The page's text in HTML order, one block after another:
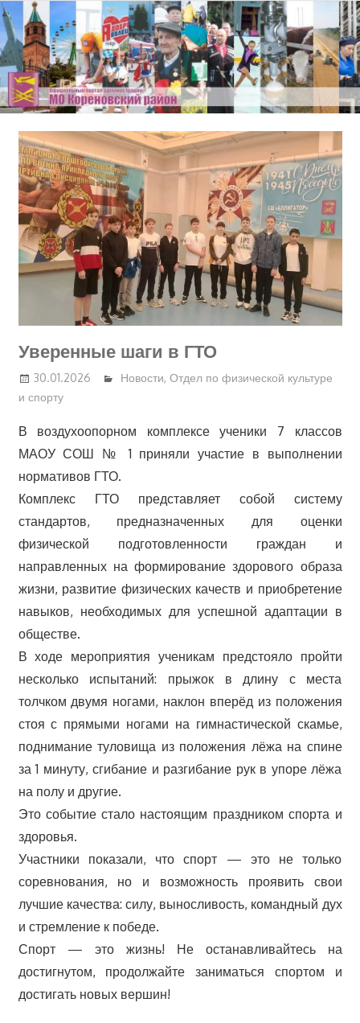
Перейти
к
содержимому
Уверенные шаги в ГТО
30.01.2026 Новости, Отдел по физической культуре
и спорту
В воздухоопорном комплексе ученики 7 классов
МАОУ СОШ № 1 приняли участие в выполнении
нормативов ГТО.
Комплекс ГТО представляет собой систему
стандартов, предназначенных для оценки
физической подготовленности граждан и
направленных на формирование здорового образа
жизни, развитие физических качеств и приобретение
навыков, необходимых для успешной адаптации в
обществе.
В ходе мероприятия ученикам предстояло пройти
несколько испытаний: прыжок в длину с места
толчком двумя ногами, наклон вперёд из положения
стоя с прямыми ногами на гимнастической скамье,
поднимание туловища из положения лёжа на спине
за 1 минуту, сгибание и разгибание рук в упоре лёжа
на полу и другие.
Это событие стало настоящим праздником спорта и
здоровья.
Участники показали, что спорт — это не только
соревнования, но и возможность проявить свои
лучшие качества: силу, выносливость, командный дух
и стремление к победе.
Спорт — это жизнь! Не останавливайтесь на
достигнутом, продолжайте заниматься спортом и
достигать новых вершин!